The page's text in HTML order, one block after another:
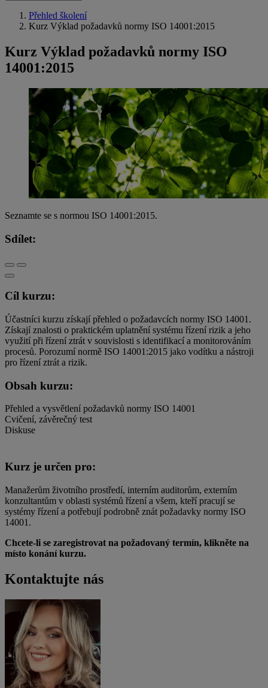
Přehled školení
Kurz Výklad požadavků normy ISO 14001:2015
Kurz Výklad požadavků normy ISO
14001:2015
Seznamte se s normou ISO 14001:2015.
Sdílet:
Cíl kurzu:
Účastníci kurzu získají přehled o požadavcích normy ISO 14001.
Získají znalosti o praktickém uplatnění systému řízení rizik a jeho
využití při řízení ztrát v souvislosti s identifikací a monitorováním
procesů. Porozumí normě ISO 14001:2015 jako vodítku a nástroji
pro řízení ztrát a rizik.
Obsah kurzu:
Přehled a vysvětlení požadavků normy ISO 14001
Cvičení, závěrečný test
Diskuse
Kurz je určen pro:
Manažerům životního prostředí, interním auditorům, externím
konzultantům v oblasti systémů řízení a všem, kteří pracují se
systémy řízení a potřebují podrobně znát požadavky normy ISO
14001.
Chcete-li se zaregistrovat na požadovaný termín, klikněte na
místo konání kurzu.
Kontaktujte nás